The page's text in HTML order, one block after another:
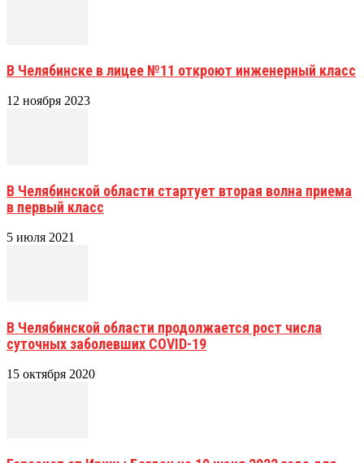
В Челябинске в лицее №11 откроют инженерный класс
12 ноября 2023
В Челябинской области стартует вторая волна приема
в первый класс
5 июля 2021
В Челябинской области продолжается рост числа
суточных заболевших COVID-19
15 октября 2020